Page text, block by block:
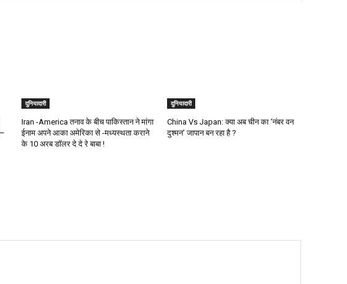
दुनियादारी
Iran -America तनाव के बीच पाकिस्तान ने मांगा
ईनाम अपने आका अमेरिका से -मध्यस्थता कराने
के 10 अरब डॉलर दे दे रे बाबा !
दुनियादारी
China Vs Japan: क्या अब चीन का ‘नंबर वन
दुश्मन’ जापान बन रहा है ?